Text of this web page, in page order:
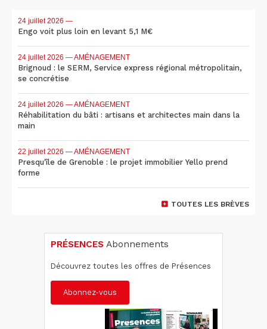
24 juillet 2026 —
Engo voit plus loin en levant 5,1 M€
24 juillet 2026 — AMÉNAGEMENT
Brignoud : le SERM, Service express régional métropolitain,
se concrétise
24 juillet 2026 — AMÉNAGEMENT
Réhabilitation du bâti : artisans et architectes main dans la
main
22 juillet 2026 — AMÉNAGEMENT
Presqu'île de Grenoble : le projet immobilier Yello prend
forme
TOUTES LES BRÈVES
PRÉSENCES Abonnements
Découvrez toutes les offres de Présences
Abonnez-vous